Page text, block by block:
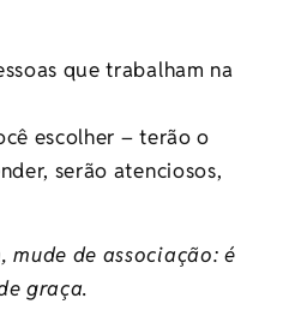
que trabalham na
escolher – terão o
serão atenciosos,
mude de associação: é
graça.